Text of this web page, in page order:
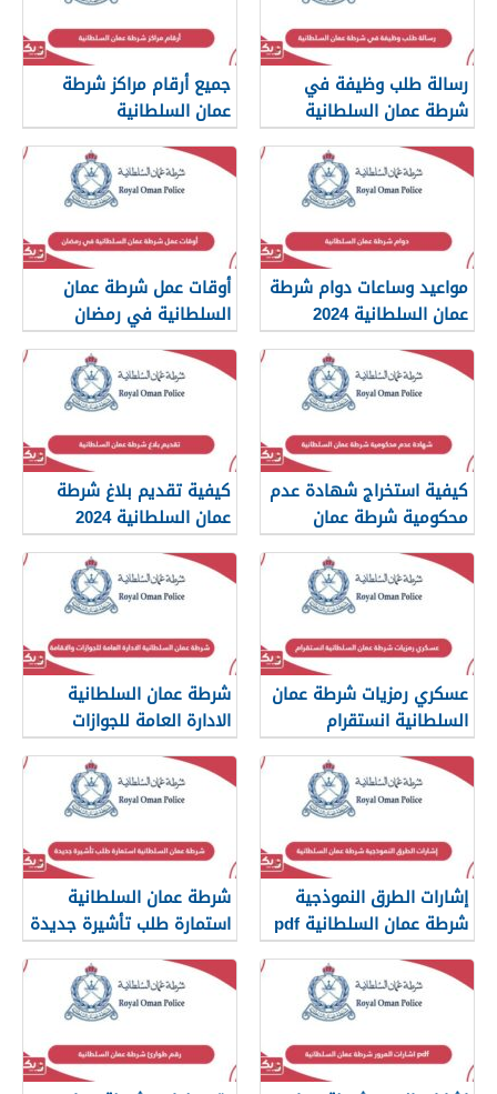
رسالة طلب وظيفة في
شرطة عمان السلطانية
جميع أرقام مراكز شرطة
عمان السلطانية
مواعيد وساعات دوام شرطة
عمان السلطانية 2024
أوقات عمل شرطة عمان
السلطانية في رمضان
كيفية استخراج شهادة عدم
محكومية شرطة عمان
السلطانية
كيفية تقديم بلاغ شرطة
عمان السلطانية 2024
عسكري رمزيات شرطة عمان
السلطانية انستقرام
شرطة عمان السلطانية
الادارة العامة للجوازات
والاقامة
إشارات الطرق النموذجية
شرطة عمان السلطانية pdf
شرطة عمان السلطانية
استمارة طلب تأشيرة جديدة